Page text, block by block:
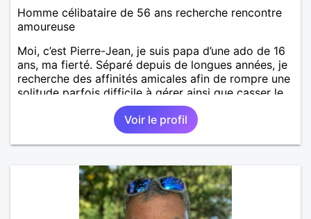
Homme célibataire de 56 ans recherche rencontre
amoureuse
Moi, c’est Pierre-Jean, je suis papa d’une ado de 16
ans, ma fierté. Séparé depuis de longues années, je
recherche des affinités amicales afin de rompre une
solitude parfois difficile à gérer ainsi que casser le
vague à l’âme. L’amitié reste extrêmement
importante à mes yeux mais peut se décliner en des
sentiments plus puissants. « Le temps fera son
œuvre » disait Arthur Schopenhauer, philosophe
autant être trop locace. Je suis bourré de qualités
avec très peu de défauts. Je suis altruiste,
bienveillant, empathique, attentionné, honnête,
Voir le profil